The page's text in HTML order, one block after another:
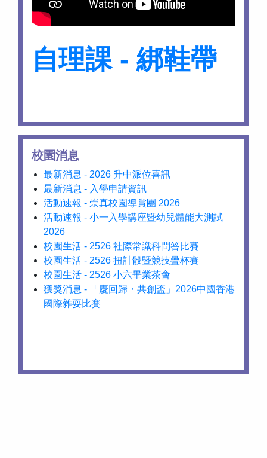
自理課 - 綁鞋帶
校園消息
最新消息 - 2026 升中派位喜訊
最新消息 - 入學申請資訊
活動速報 - 崇真校園導賞團 2026
活動速報 - 小一入學講座暨幼兒體能大測試
2026
校園生活 - 2526 社際常識科問答比賽
校園生活 - 2526 扭計骰暨競技疊杯賽
校園生活 - 2526 小六畢業茶會
獲獎消息 - 「慶回歸・共創盃」2026中國香港
國際雜耍比賽